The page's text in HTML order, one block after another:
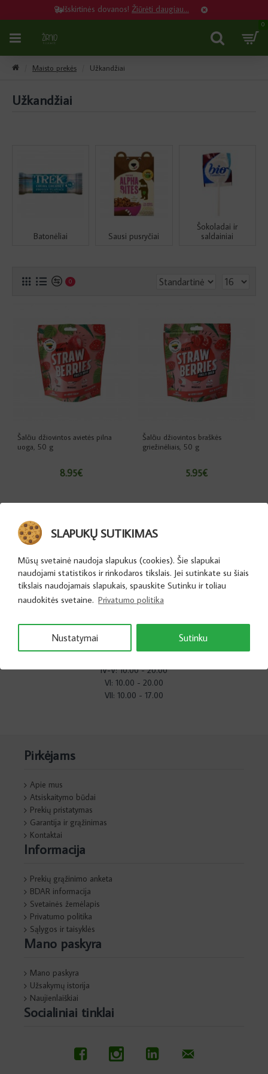
SLAPUKŲ SUTIKIMAS
Mūsų svetainė naudoja slapukus (cookies). Šie slapukai
naudojami statistikos ir rinkodaros tikslais. Jei sutinkate su šiais
tikslais naudojamais slapukais, spauskite Sutinku ir toliau
naudokitės svetaine. Privatumo politika
Nustatymai Sutinku
Išskirtinės dovanos! Žiūrėti daugiau...
0
Maisto prekės Užkandžiai
Užkandžiai
Batonėliai Sausi pusryčiai
Šokoladai ir
saldainiai
0
Šalčiu džiovintos avietės pilna
uoga, 50 g
8.95€
Šalčiu džiovintos braškės
griežinėliais, 50 g
5.95€
Parduotuvės Vilniuje
Linkmenų g. 22 (PC RIMI)
Telefono numeris: +370 (600) 77787
IV-V: 10.00 - 20.00
VI: 10.00 - 20.00
VII: 10.00 - 17.00
Pirkėjams
Apie mus
Atsiskaitymo būdai
Prekių pristatymas
Garantija ir grąžinimas
Kontaktai
Informacija
Prekių grąžinimo anketa
BDAR informacija
Svetainės žemėlapis
Privatumo politika
Sąlygos ir taisyklės
Mano paskyra
Mano paskyra
Užsakymų istorija
Naujienlaiškiai
Socialiniai tinklai